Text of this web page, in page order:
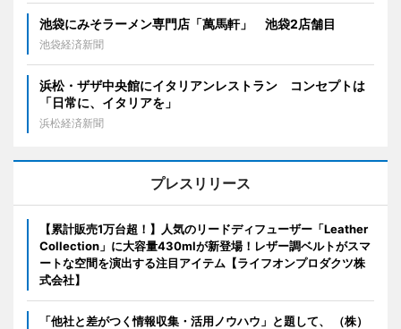
池袋にみそラーメン専門店「萬馬軒」 池袋2店舗目
池袋経済新聞
浜松・ザザ中央館にイタリアンレストラン コンセプトは
「日常に、イタリアを」
浜松経済新聞
プレスリリース
【累計販売1万台超！】人気のリードディフューザー「Leather
Collection」に大容量430mlが新登場！レザー調ベルトがスマ
ートな空間を演出する注目アイテム【ライフオンプロダクツ株
式会社】
「他社と差がつく情報収集・活用ノウハウ」と題して、 （株）